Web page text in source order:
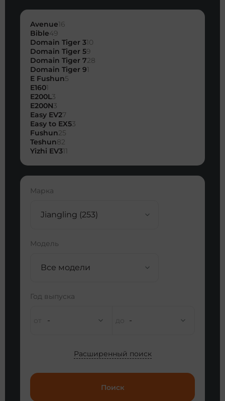
Avenue16
Bible49
Domain Tiger 310
Domain Tiger 59
Domain Tiger 728
Domain Tiger 91
E Fushun5
E1601
E200L3
E200N3
Easy EV27
Easy to EX53
Fushun25
Teshun82
Yizhi EV311
Марка
Jiangling (253)
Модель
Все модели
Год выпуска
- -
Расширенный поиск
Поиск